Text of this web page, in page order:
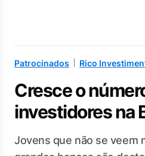
Patrocinados Rico
Cresce o
investidores na
Jovens que não se veem